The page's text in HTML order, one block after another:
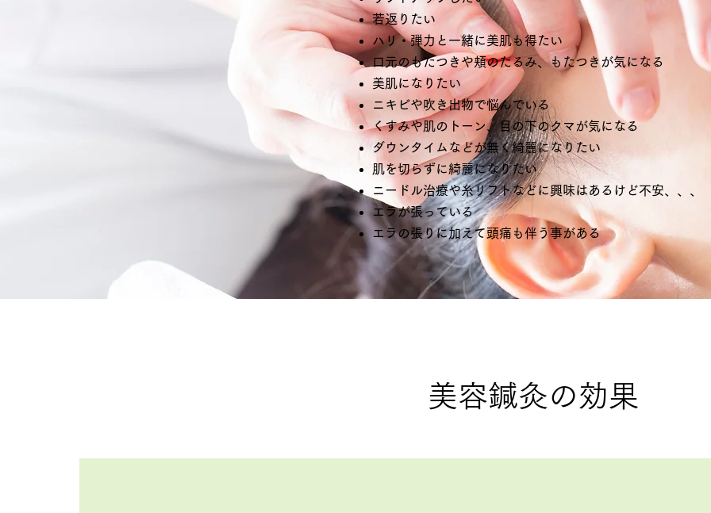
若返りたい
ハリ・弾力と一緒に美肌も得たい
口元のもたつきや頬のたるみ、もたつきが気になる
美肌になりたい
ニキビや吹き出物で悩んでいる
くすみや肌のトーン、目の下のクマが気になる
ダウンタイムなどが無く綺麗になりたい
肌を切らずに綺麗になりたい
ニードル治療や糸リフトなどに興味はあるけど不安、、、
エラが張っている
エラの張りに加えて頭痛も伴う事がある
美容鍼灸の効果